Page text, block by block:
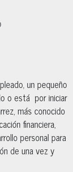
un pequeño
o está por iniciar
más conocido
financiera,
personal para
de una vez y